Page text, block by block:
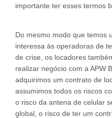
importante ter esses termos
Do mesmo modo que temos
interessa às operadoras de
de crise, os locadores
realizar negócio com a APW
adquirimos um contrato de
assumimos todos os riscos
o risco da antena de celular
global, o risco de ter um